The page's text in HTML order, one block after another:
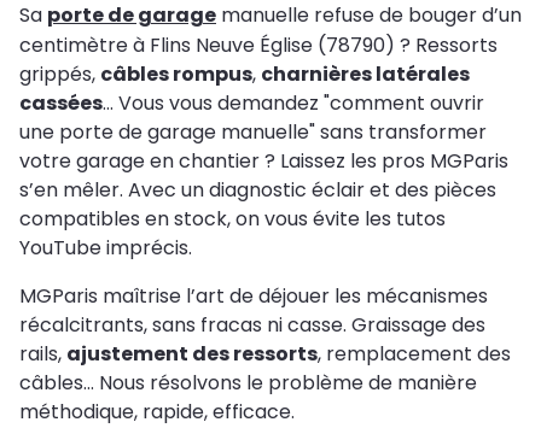
Sa porte de garage manuelle refuse de bouger d’un
centimètre à Flins Neuve Église (78790) ? Ressorts
grippés, câbles rompus, charnières latérales
cassées… Vous vous demandez "comment ouvrir
une porte de garage manuelle" sans transformer
votre garage en chantier ? Laissez les pros MGParis
s’en mêler. Avec un diagnostic éclair et des pièces
compatibles en stock, on vous évite les tutos
YouTube imprécis.
MGParis maîtrise l’art de déjouer les mécanismes
récalcitrants, sans fracas ni casse. Graissage des
rails, ajustement des ressorts, remplacement des
câbles… Nous résolvons le problème de manière
méthodique, rapide, efficace.